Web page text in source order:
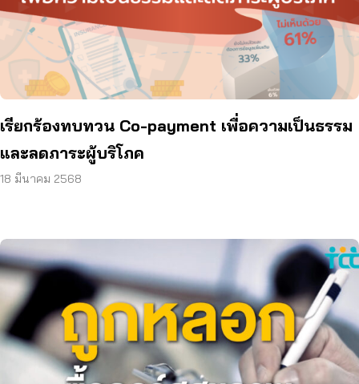
เรียกร้องทบทวน Co-payment เพื่อความเป็นธรรม
และลดภาระผู้บริโภค
18 มีนาคม 2568